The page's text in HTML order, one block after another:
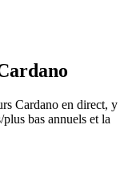
Cardano en direct, y
bas annuels et la